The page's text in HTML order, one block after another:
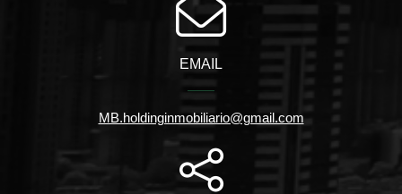
EMAIL
MB.holdinginmobiliario@gmail.com